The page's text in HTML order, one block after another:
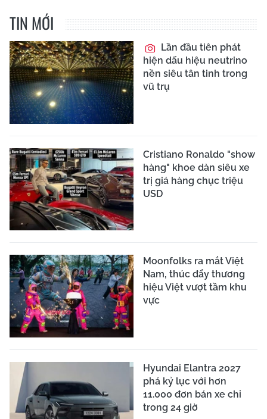
TIN MỚI
Lần đầu tiên phát
hiện dấu hiệu neutrino
nền siêu tân tinh trong
vũ trụ
Cristiano Ronaldo "show
hàng" khoe dàn siêu xe
trị giá hàng chục triệu
USD
Moonfolks ra mắt Việt
Nam, thúc đẩy thương
hiệu Việt vượt tầm khu
vực
Hyundai Elantra 2027
phá kỷ lục với hơn
11.000 đơn bán xe chỉ
trong 24 giờ